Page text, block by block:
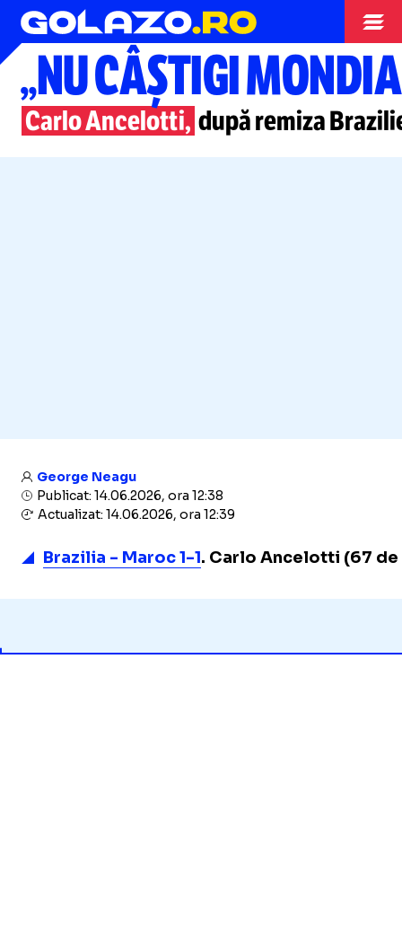
Campionatul Mondial
„NU CÂȘTIGI
Carlo Ancelotti, după remiza
George Neagu
Publicat: 14.06.2026, ora 12:38
Actualizat: 14.06.2026, ora 12:39
Brazilia - Maroc 1-1. Carlo Ancelotti (67